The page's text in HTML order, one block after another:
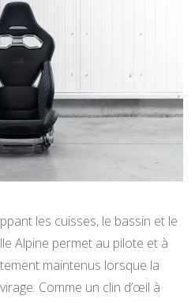
les cuisses, le bassin et le
Alpine permet au pilote et à
maintenus lorsque la
Comme un clin d’œil à